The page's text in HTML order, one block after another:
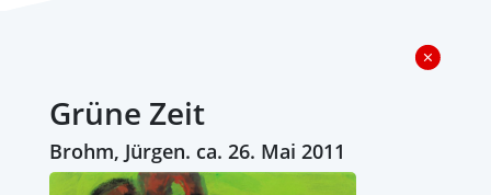
Grüne Zeit
Brohm, Jürgen. ca. 26. Mai 2011